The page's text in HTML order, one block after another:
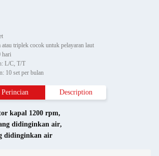
triplek cocok untuk pelayaran laut
hari
L/C, T/T
10 set per bulan
Perincian Description
kapal 1200 rpm,
didinginkan air,
didinginkan air